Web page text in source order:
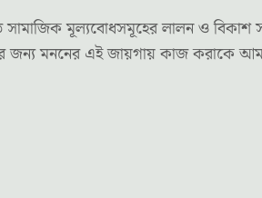
মূল্যবোধসমূহের লালন ও বিকাশ
জন্য মননের এই জায়গায় কাজ করাকে